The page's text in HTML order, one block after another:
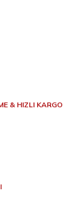
& HIZLI KARGO